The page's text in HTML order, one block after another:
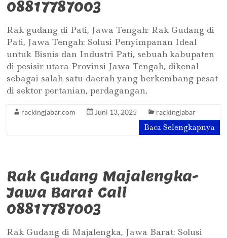
08817787003
Rak gudang di Pati, Jawa Tengah: Rak Gudang di
Pati, Jawa Tengah: Solusi Penyimpanan Ideal
untuk Bisnis dan Industri Pati, sebuah kabupaten
di pesisir utara Provinsi Jawa Tengah, dikenal
sebagai salah satu daerah yang berkembang pesat
di sektor pertanian, perdagangan,
rackingjabar.com Juni 13, 2025 rackingjabar
Baca Selengkapnya
Rak Gudang Majalengka-
Jawa Barat Call
08817787003
Rak Gudang di Majalengka, Jawa Barat: Solusi